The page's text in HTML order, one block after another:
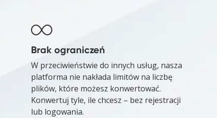
Brak ograniczeń
W przeciwieństwie do innych usług, nasza
platforma nie nakłada limitów na liczbę
plików, które możesz konwertować.
Konwertuj tyle, ile chcesz – bez rejestracji
lub logowania.